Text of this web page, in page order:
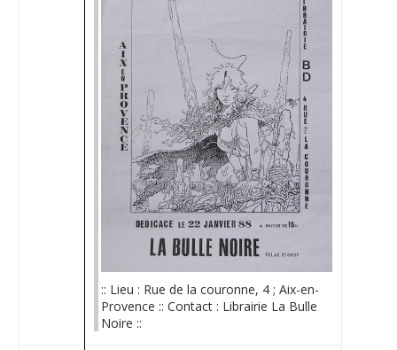
:: Lieu : Rue de la couronne, 4 ; Aix-en-
Provence :: Contact : Librairie La Bulle
Noire ::